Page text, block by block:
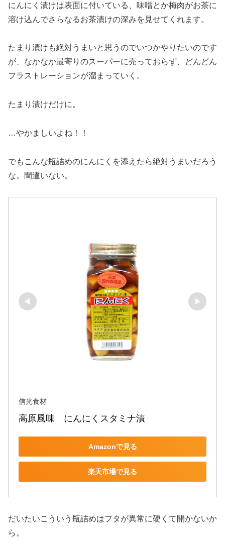
にんにく漬けは表面に付いている、味噌とか梅肉がお茶に
溶け込んでさらなるお茶漬けの深みを見せてくれます。
たまり漬けも絶対うまいと思うのでいつかやりたいのです
が、なかなか最寄りのスーパーに売っておらず、どんどん
フラストレーションが溜まっていく。
たまり漬けだけに。
…やかましいよね！！
でもこんな瓶詰めのにんにくを添えたら絶対うまいだろう
な。間違いない。
信光食材
高原風味　にんにくスタミナ漬
Amazonで見る
楽天市場で見る
だいたいこういう瓶詰めはフタが異常に硬くて開かないか
ら。